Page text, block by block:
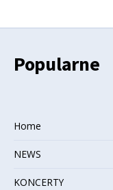
Popularne
Home
NEWS
KONCERTY